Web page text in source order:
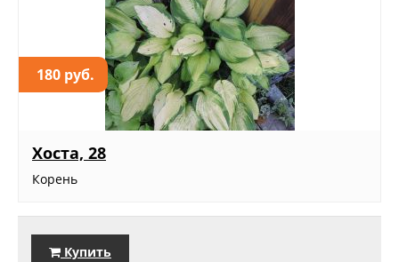
180 руб.
Хоста, 28
Корень
Купить